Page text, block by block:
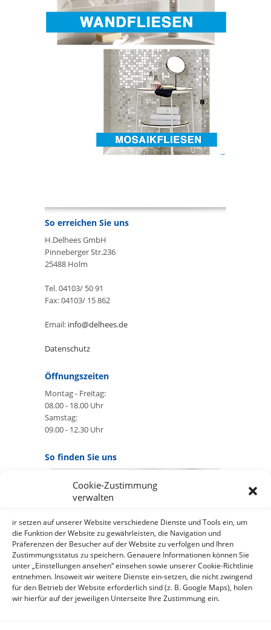
Cookie-Zustimmung
verwalten
ir setzen auf unserer Website verschiedene Dienste und Tools ein, um
die Funktion der Website zu gewährleisten, die Navigation und
Präferenzen der Besucher auf der Website zu verfolgen und Ihren
Zustimmungsstatus zu speichern. Genauere Informationen können Sie
unter „Einstellungen ansehen“ einsehen sowie unserer Cookie-Richtlinie
entnehmen. Insoweit wir weitere Dienste ein-setzen, die nicht zwingend
für den Betrieb der Website erforderlich sind (z. B. Google Maps), holen
wir hierfür auf der jeweiligen Unterseite Ihre Zustimmung ein.
So erreichen Sie uns
H.Delhees GmbH
Pinneberger Str.236
25488 Holm
Tel. 04103/ 50 91
Fax: 04103/ 15 862
Email: info@delhees.de
Datenschutz
Öffnungszeiten
Montag - Freitag:
08.00 - 18.00 Uhr
Samstag:
09.00 - 12.30 Uhr
So finden Sie uns
GOOGLE MAPS:
AKZEPTIEREN
Anbieter: Google Ireland Limited
Bei der Nutzung dieses Dienstes
werden Daten an Google
über¬mittelt, außer¬dem ist es
wahr-scheinlich dass Google Daten
(z.B. Cookies) auf Ihrem Gerät